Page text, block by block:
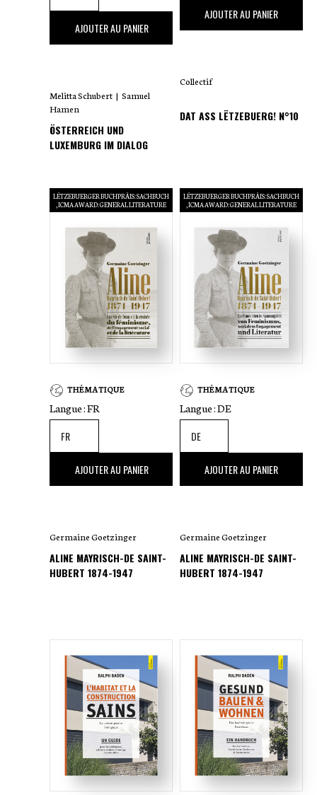
,90 €AJOUTER AU PANIER
Melitta Schubert | Samuel
Hamen
ÖSTERREICH UND
LUXEMBURG IM DIALOG
,00 €
AJOUTER AU PANIER
Collectif
DAT ASS LËTZEBUERG! N°10
LËTZEBUERGER BUCHPRÄIS: SACHBUCH
ICMA AWARD: GENERAL LITERATURE
THÉMATIQUE
Langue :FR
,00 €
AJOUTER AU PANIER
Germaine Goetzinger
ALINE MAYRISCH-DE SAINT-
HUBERT 1874-1947
LËTZEBUERGER BUCHPRÄIS: SACHBUCH
ICMA AWARD: GENERAL LITERATURE
THÉMATIQUE
Langue :DE
,00 €
AJOUTER AU PANIER
Germaine Goetzinger
ALINE MAYRISCH-DE SAINT-
HUBERT 1874-1947